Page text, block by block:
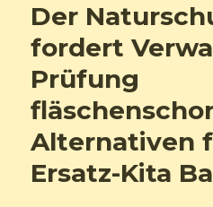
Der
fordert
Prüfung
Alternativen
Ersatz-Kita